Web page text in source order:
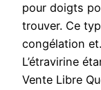
pour doigts
trouver. Ce
congélation
L’étravirine
Vente Libre